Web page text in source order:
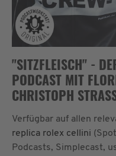
"SITZFLEISCH" -
PODCAST MIT
CHRISTOPH
Verfügbar auf allen
replica rolex cellini
Podcasts, Simplecast,